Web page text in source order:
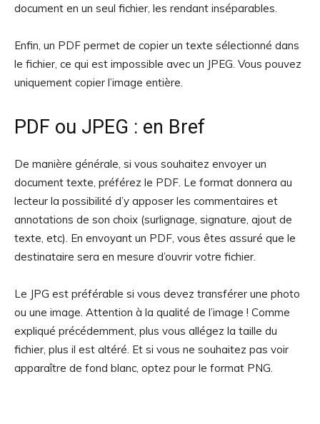
document en un seul fichier, les rendant inséparables.
Enfin, un PDF permet de copier un texte sélectionné dans
le fichier, ce qui est impossible avec un JPEG. Vous pouvez
uniquement copier l’image entière.
PDF ou JPEG : en Bref
De manière générale, si vous souhaitez envoyer un
document texte, préférez le PDF. Le format donnera au
lecteur la possibilité d’y apposer les commentaires et
annotations de son choix (surlignage, signature, ajout de
texte, etc). En envoyant un PDF, vous êtes assuré que le
destinataire sera en mesure d’ouvrir votre fichier.
Le JPG est préférable si vous devez transférer une photo
ou une image. Attention à la qualité de l’image ! Comme
expliqué précédemment, plus vous allégez la taille du
fichier, plus il est altéré. Et si vous ne souhaitez pas voir
apparaître de fond blanc, optez pour le format PNG.